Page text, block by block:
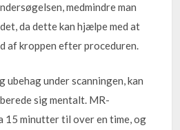
medmindre man
da dette kan hjælpe med at
af kroppen efter proceduren.
ubehag under scanningen, kan
sig mentalt. MR-
15 minutter til over en time, og